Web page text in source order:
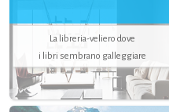
La libreria-veliero dove
i libri sembrano galleggiare